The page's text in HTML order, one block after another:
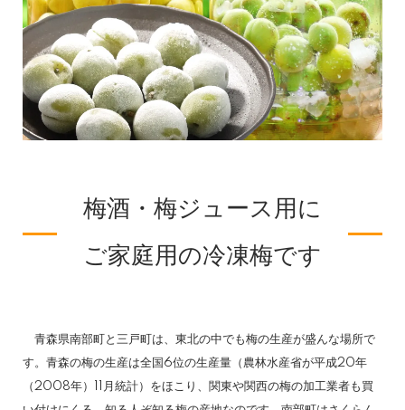
梅酒・梅ジュース用に
ご家庭用の冷凍梅です
青森県南部町と三戸町は、東北の中でも梅の生産が盛んな場所で
す。青森の梅の生産は全国6位の生産量（農林水産省が平成20年
（2008年）11月統計）をほこり、関東や関西の梅の加工業者も買